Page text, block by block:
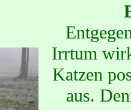
Irrtum
Katzen
aus.